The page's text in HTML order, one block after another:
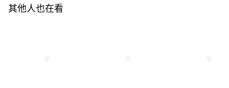
其他人也在看